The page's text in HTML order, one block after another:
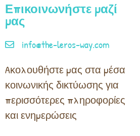
Επικοινωνήστε μαζί
μας
info@the-leros-way.com
Aκολουθήστε μας στα μέσα
κοινωνικής δικτύωσης για
περισσότερες πληροφορίες
και ενημερώσεις